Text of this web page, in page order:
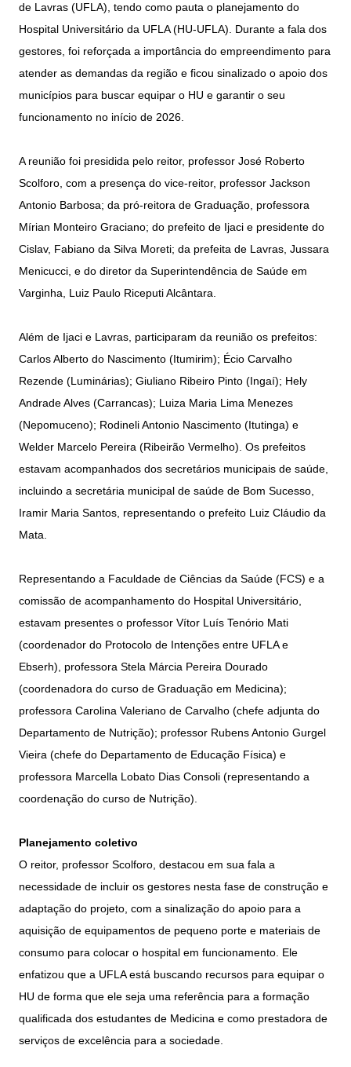
de Lavras (UFLA), tendo como pauta o planejamento do
Hospital Universitário da UFLA (HU-UFLA). Durante a fala dos
gestores, foi reforçada a importância do empreendimento para
atender as demandas da região e ficou sinalizado o apoio dos
municípios para buscar equipar o HU e garantir o seu
funcionamento no início de 2026.
A reunião foi presidida pelo reitor, professor José Roberto
Scolforo, com a presença do vice-reitor, professor Jackson
Antonio Barbosa; da pró-reitora de Graduação, professora
Mírian Monteiro Graciano; do prefeito de Ijaci e presidente do
Cislav, Fabiano da Silva Moreti; da prefeita de Lavras, Jussara
Menicucci, e do diretor da Superintendência de Saúde em
Varginha, Luiz Paulo Riceputi Alcântara.
Além de Ijaci e Lavras, participaram da reunião os prefeitos:
Carlos Alberto do Nascimento (Itumirim); Écio Carvalho
Rezende (Luminárias); Giuliano Ribeiro Pinto (Ingaí); Hely
Andrade Alves (Carrancas); Luiza Maria Lima Menezes
(Nepomuceno); Rodineli Antonio Nascimento (Itutinga) e
Welder Marcelo Pereira (Ribeirão Vermelho). Os prefeitos
estavam acompanhados dos secretários municipais de saúde,
incluindo a secretária municipal de saúde de Bom Sucesso,
Iramir Maria Santos, representando o prefeito Luiz Cláudio da
Mata.
Representando a Faculdade de Ciências da Saúde (FCS) e a
comissão de acompanhamento do Hospital Universitário,
estavam presentes o professor Vítor Luís Tenório Mati
(coordenador do Protocolo de Intenções entre UFLA e
Ebserh), professora Stela Márcia Pereira Dourado
(coordenadora do curso de Graduação em Medicina);
professora Carolina Valeriano de Carvalho (chefe adjunta do
Departamento de Nutrição); professor Rubens Antonio Gurgel
Vieira (chefe do Departamento de Educação Física) e
professora Marcella Lobato Dias Consoli (representando a
coordenação do curso de Nutrição).
Planejamento coletivo
O reitor, professor Scolforo, destacou em sua fala a
necessidade de incluir os gestores nesta fase de construção e
adaptação do projeto, com a sinalização do apoio para a
aquisição de equipamentos de pequeno porte e materiais de
consumo para colocar o hospital em funcionamento. Ele
enfatizou que a UFLA está buscando recursos para equipar o
HU de forma que ele seja uma referência para a formação
qualificada dos estudantes de Medicina e como prestadora de
serviços de excelência para a sociedade.